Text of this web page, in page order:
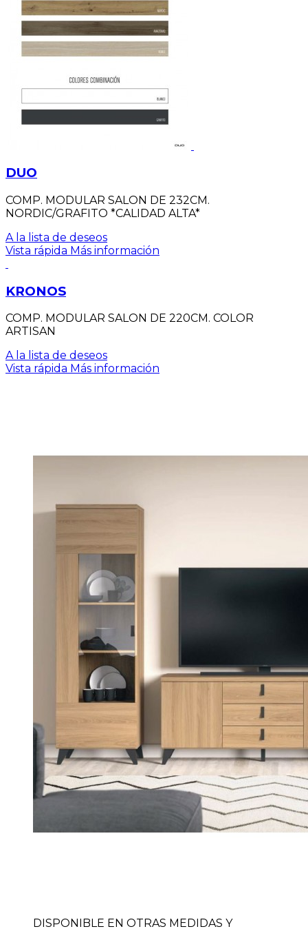
DUO
COMP. MODULAR SALON DE 232CM.
NORDIC/GRAFITO *CALIDAD ALTA*
A la lista de deseos
Vista rápida Más información
KRONOS
COMP. MODULAR SALON DE 220CM. COLOR
ARTISAN
A la lista de deseos
Vista rápida Más información
DISPONIBLE EN OTRAS MEDIDAS Y